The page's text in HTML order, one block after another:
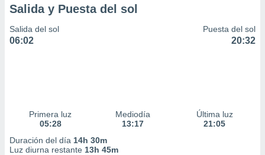
Salida y Puesta del sol
Salida del sol
06:02
Puesta del sol
20:32
Primera luz
05:28
Mediodía
13:17
Última luz
21:05
Duración del día 14h 30m
Luz diurna restante 13h 45m